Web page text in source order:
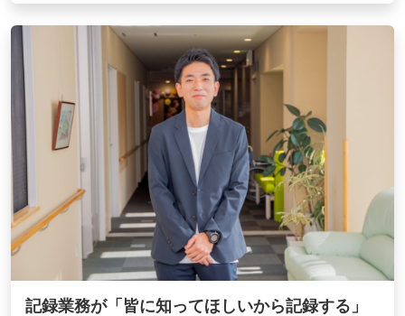
記録業務が「皆に知ってほしいから記録する」